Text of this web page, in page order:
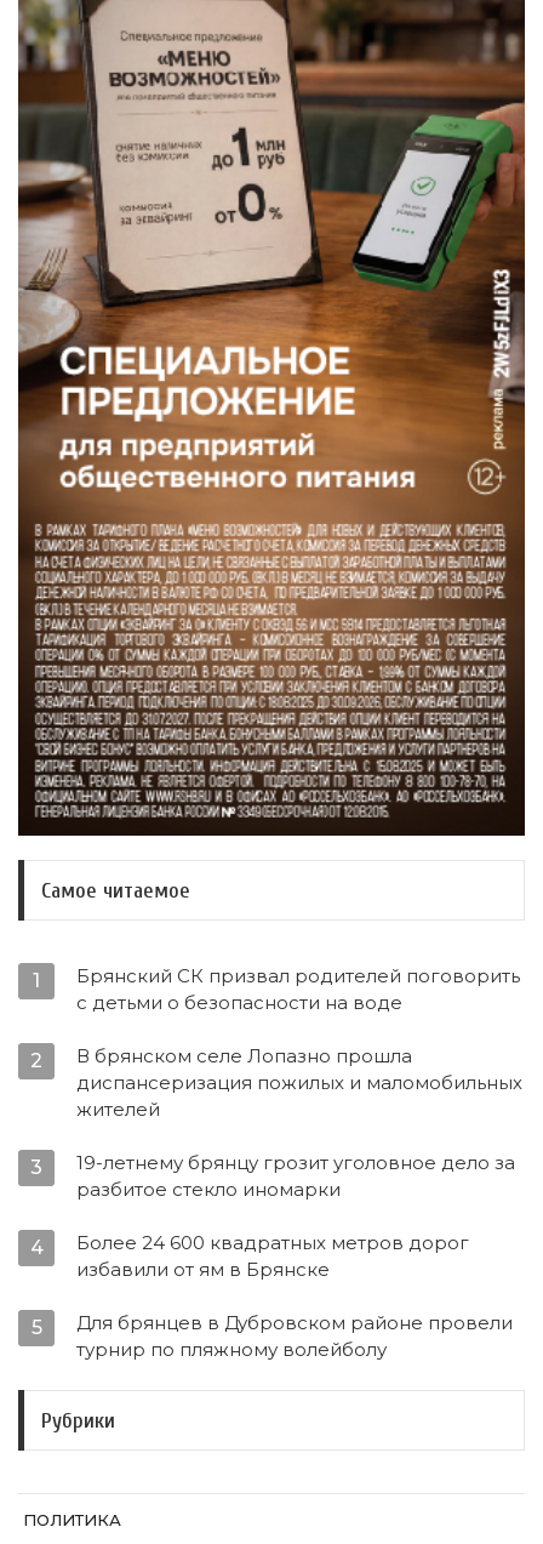
Самое читаемое
1
Брянский СК призвал родителей поговорить
с детьми о безопасности на воде
2
В брянском селе Лопазно прошла
диспансеризация пожилых и маломобильных
жителей
3
19-летнему брянцу грозит уголовное дело за
разбитое стекло иномарки
4
Более 24 600 квадратных метров дорог
избавили от ям в Брянске
5
Для брянцев в Дубровском районе провели
турнир по пляжному волейболу
Рубрики
ПОЛИТИКА